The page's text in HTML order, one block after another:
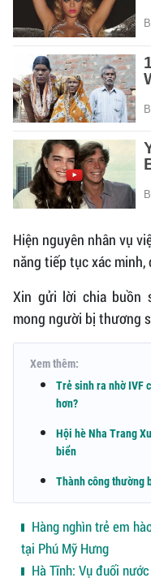
Hiện nguyên nhân vụ
năng tiếp tục xác minh,
Xin gửi lời chia buồn
mong người bị thương
Xem thêm:
Trẻ sinh ra nhờ IVF
hơn?
Hội hè Nha Trang
biển
Thành công thường
Hàng nghìn trẻ em
tại Phú Mỹ Hưng
Hà Tĩnh: Vụ đuối